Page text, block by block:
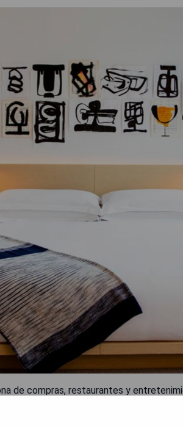
de compras, restaurantes y
cuenta con un restaurante, bar y
del Ambassador Chicago, parte de